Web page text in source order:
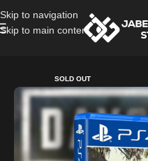
Skip to navigation
Skip to main content
SOLD OUT